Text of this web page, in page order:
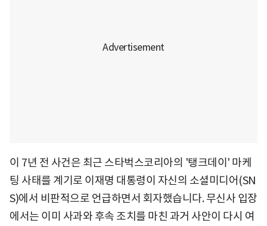
이 7년 전 사건은 최근 스타벅스코리아의 '탱크데이' 마케
팅 사태를 계기로 이재명 대통령이 자신의 소셜미디어(SN
S)에서 비판적으로 언급하면서 회자했습니다. 무신사 입장
에서는 이미 사과와 후속 조치를 마친 과거 사안이 다시 여